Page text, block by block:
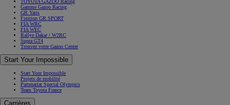
TOYOTA GAZOO Racing
Gamme Gazoo Racing
GR Yaris
Finition GR SPORT
FIA WRC
FIA WEC
Rallye Dakar / W2RC
Supra GT4
Trouvez votre Gazoo Center
Start Your Impossible
Start Your Impossible
Projets de mobilité
Partenariat Special Olympics
Team Toyota France
Carrières